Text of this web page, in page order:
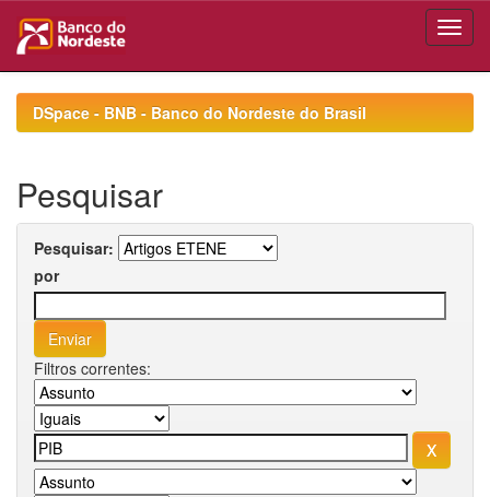
navigationDSpace - BNB - Banco do Nordeste do Brasil
Pesquisar
Pesquisar:
por
Filtros correntes: